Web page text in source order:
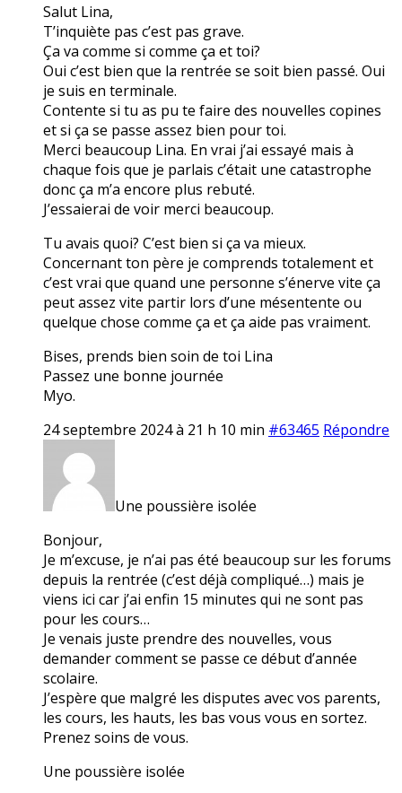
Salut Lina,
T’inquiète pas c’est pas grave.
Ça va comme si comme ça et toi?
Oui c’est bien que la rentrée se soit bien passé. Oui
je suis en terminale.
Contente si tu as pu te faire des nouvelles copines
et si ça se passe assez bien pour toi.
Merci beaucoup Lina. En vrai j’ai essayé mais à
chaque fois que je parlais c’était une catastrophe
donc ça m’a encore plus rebuté.
J’essaierai de voir merci beaucoup.
Tu avais quoi? C’est bien si ça va mieux.
Concernant ton père je comprends totalement et
c’est vrai que quand une personne s’énerve vite ça
peut assez vite partir lors d’une mésentente ou
quelque chose comme ça et ça aide pas vraiment.
Bises, prends bien soin de toi Lina
Passez une bonne journée
Myo.
24 septembre 2024 à 21 h 10 min #63465 Répondre
Une poussière isolée
Bonjour,
Je m’excuse, je n’ai pas été beaucoup sur les forums
depuis la rentrée (c’est déjà compliqué…) mais je
viens ici car j’ai enfin 15 minutes qui ne sont pas
pour les cours…
Je venais juste prendre des nouvelles, vous
demander comment se passe ce début d’année
scolaire.
J’espère que malgré les disputes avec vos parents,
les cours, les hauts, les bas vous vous en sortez.
Prenez soins de vous.
Une poussière isolée